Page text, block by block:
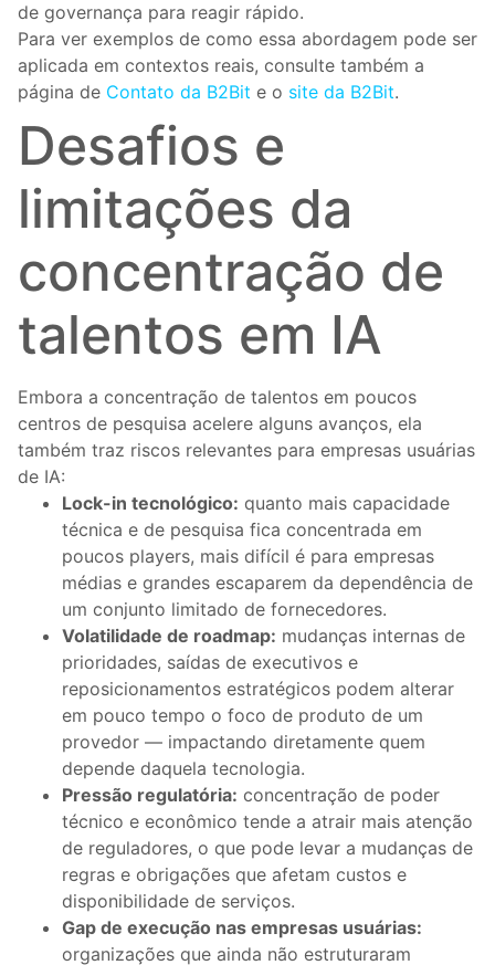
de governança para reagir rápido.
Para ver exemplos de como essa abordagem pode ser
aplicada em contextos reais, consulte também a
página de Contato da B2Bit e o site da B2Bit.
Desafios e
limitações da
concentração de
talentos em IA
Embora a concentração de talentos em poucos
centros de pesquisa acelere alguns avanços, ela
também traz riscos relevantes para empresas usuárias
de IA:
Lock-in tecnológico: quanto mais capacidade
técnica e de pesquisa fica concentrada em
poucos players, mais difícil é para empresas
médias e grandes escaparem da dependência de
um conjunto limitado de fornecedores.
Volatilidade de roadmap: mudanças internas de
prioridades, saídas de executivos e
reposicionamentos estratégicos podem alterar
em pouco tempo o foco de produto de um
provedor — impactando diretamente quem
depende daquela tecnologia.
Pressão regulatória: concentração de poder
técnico e econômico tende a atrair mais atenção
de reguladores, o que pode levar a mudanças de
regras e obrigações que afetam custos e
disponibilidade de serviços.
Gap de execução nas empresas usuárias:
organizações que ainda não estruturaram